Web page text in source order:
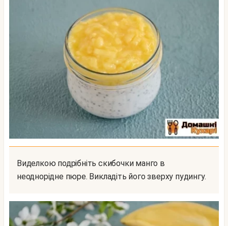
Виделкою подрібніть скибочки манго в
неоднорідне пюре. Викладіть його зверху пудингу.